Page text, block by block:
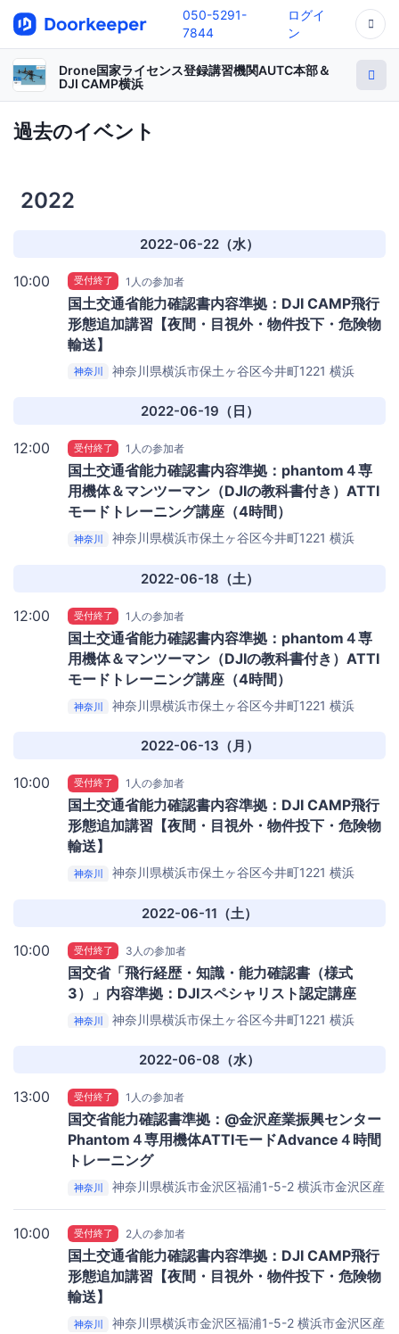
050-5291-
7844
ログイ
ン
Drone国家ライセンス登録講習機関AUTC本部＆
DJI CAMP横浜
過去のイベント
2022
2022-06-22（水）
10:00 受付終了 1人の参加者
国土交通省能力確認書内容準拠：DJI CAMP飛行
形態追加講習【夜間・目視外・物件投下・危険物
輸送】
神奈川 神奈川県横浜市保土ヶ谷区今井町1221 横浜
2022-06-19（日）
12:00 受付終了 1人の参加者
国土交通省能力確認書内容準拠：phantom４専
用機体＆マンツーマン（DJIの教科書付き）ATTI
モードトレーニング講座（4時間）
神奈川 神奈川県横浜市保土ヶ谷区今井町1221 横浜
2022-06-18（土）
12:00 受付終了 1人の参加者
国土交通省能力確認書内容準拠：phantom４専
用機体＆マンツーマン（DJIの教科書付き）ATTI
モードトレーニング講座（4時間）
神奈川 神奈川県横浜市保土ヶ谷区今井町1221 横浜
2022-06-13（月）
10:00 受付終了 1人の参加者
国土交通省能力確認書内容準拠：DJI CAMP飛行
形態追加講習【夜間・目視外・物件投下・危険物
輸送】
神奈川 神奈川県横浜市保土ヶ谷区今井町1221 横浜
2022-06-11（土）
10:00 受付終了 3人の参加者
国交省「飛行経歴・知識・能力確認書（様式
3）」内容準拠：DJIスペシャリスト認定講座
神奈川 神奈川県横浜市保土ヶ谷区今井町1221 横浜
2022-06-08（水）
13:00 受付終了 1人の参加者
国交省能力確認書準拠：@金沢産業振興センター
Phantom４専用機体ATTIモードAdvance４時間
トレーニング
神奈川 神奈川県横浜市金沢区福浦1-5-2横浜市金沢区産
10:00 受付終了 2人の参加者
国土交通省能力確認書内容準拠：DJI CAMP飛行
形態追加講習【夜間・目視外・物件投下・危険物
輸送】
神奈川 神奈川県横浜市金沢区福浦1-5-2横浜市金沢区産